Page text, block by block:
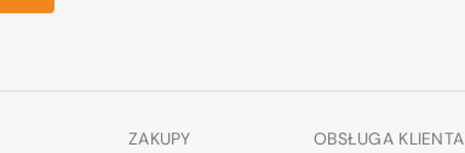
ZAKUPY OBSŁUGA KLIENTA